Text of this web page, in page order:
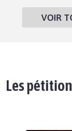
VOIR
Les